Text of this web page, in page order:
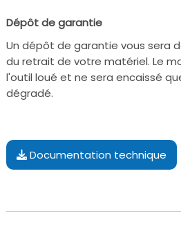
Dépôt de garantie
Un dépôt de garantie vous sera
du retrait de votre matériel. Le
l'outil loué et ne sera encaissé
dégradé.
Documentation technique